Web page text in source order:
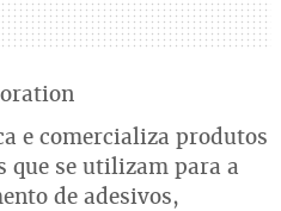
e comercializa produtos
que se utilizam para a
de adesivos,